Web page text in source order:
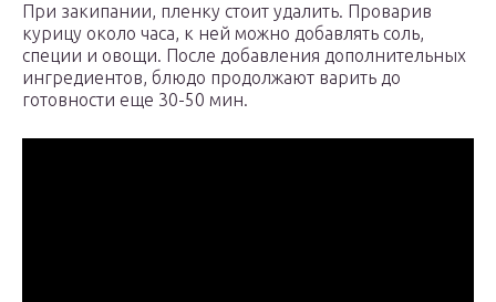
При закипании, пленку стоит удалить. Проварив
курицу около часа, к ней можно добавлять соль,
специи и овощи. После добавления дополнительных
ингредиентов, блюдо продолжают варить до
готовности еще 30-50 мин.